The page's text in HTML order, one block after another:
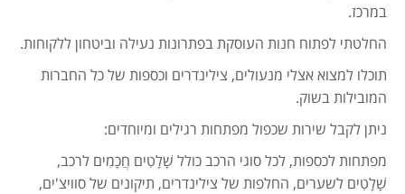
במרכז.
החלטתי לפתוח חנות העוסקת בפתרונות נעילה וביטחון ללקוחות.
תוכלו למצוא אצלי מנעולים, צילינדרים וכספות של כל החברות
המובילות בשוק.
ניתן לקבל שירות שכפול מפתחות רגילים ומיוחדים:
מפתחות לכספות, לכל סוגי הרכב כולל שָׁלָטִים חֲכָמִים לרכב,
שָׁלָטִים לשערים, החלפות של צילינדרים, תיקונים של סוויצ'ים,